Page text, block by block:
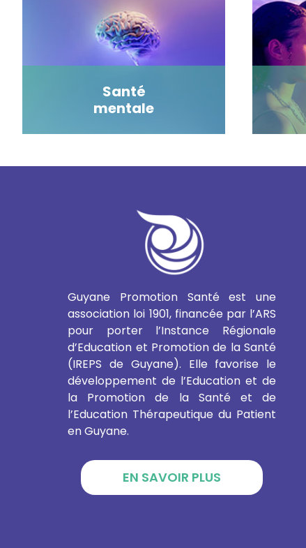
Santé
mentale
Guyane Promotion Santé est une
association loi 1901, financée par l’ARS
pour porter l’Instance Régionale
d’Education et Promotion de la Santé
(IREPS de Guyane). Elle favorise le
développement de l’Education et de
la Promotion de la Santé et de
l’Education Thérapeutique du Patient
en Guyane.
EN SAVOIR PLUS